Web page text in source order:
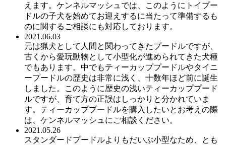
えます。ケンネルマッシュでは、このようにトイプー
ドルの子犬を始めてお迎えするに当たって準備するも
のに関するご相談にも対応しております。
2021.06.03
元は猟犬として人間と関わってきたプードルですが、
古くから愛玩動物として小型化が進められてきた犬種
でもあります。中でもティーカッププードルやタイニ
ープードルの歴史は非常に浅く、十数年ほど前に誕生
しました。このように歴史の浅いティーカッププード
ルですが、育て方の正誤はしっかりと分かれていま
す。ティーカッププードルを購入したいとお考えの際
は、ケンネルマッシュにご相談ください。
2021.05.26
スタンダードプードルよりもだいぶ小型なため、とも